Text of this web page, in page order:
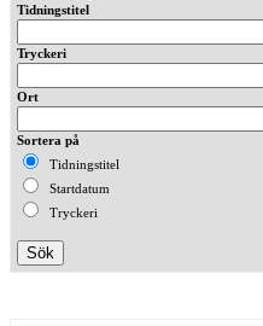
Tidningstitel
Tryckeri
Ort
Sortera på
Tidningstitel
Startdatum
Tryckeri